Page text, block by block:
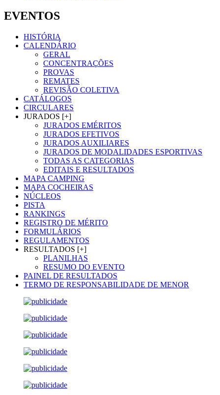
EVENTOS
HISTÓRIA
CALENDÁRIO
GERAL
CONCENTRAÇÕES
PROVAS
REMATES
REVISÃO COLETIVA
CATÁLOGOS
CIRCULARES
JURADOS [+]
JURADOS EMÉRITOS
JURADOS EFETIVOS
JURADOS AUXILIARES
JURADOS DE MODALIDADES ESPORTIVAS
TODAS AS CATEGORIAS
EDITAIS E RESULTADOS
MAPA CAMPING
MAPA COCHEIRAS
NÚCLEOS
PISTA
RANKINGS
REGISTRO DE MÉRITO
FORMULÁRIOS
REGULAMENTOS
RESULTADOS [+]
PLANILHAS
RESUMO DO EVENTO
PAINEL DE RESULTADOS
TERMO DE RESPONSABILIDADE DE MENOR